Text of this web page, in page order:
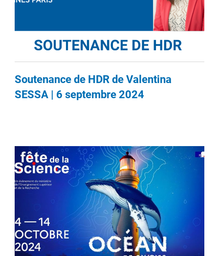
Soutenance de HDR de Valentina
SESSA | 6 septembre 2024